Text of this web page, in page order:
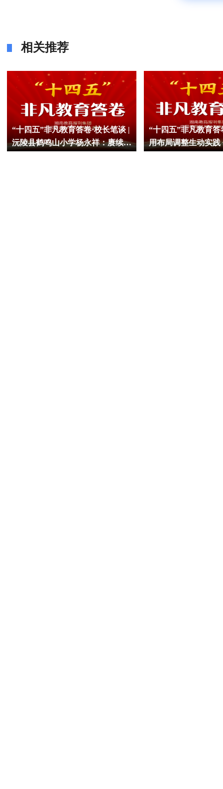
相关推荐
“十四五”非凡教育答卷·校长笔谈 |
沅陵县鹤鸣山小学杨永祥：赓续百
“十四五”非凡教育答
用布局调整生动实践